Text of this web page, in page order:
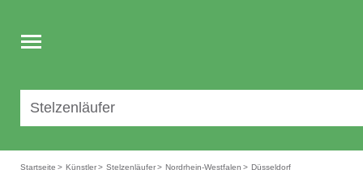
Toggle
navigation
Startseite > Künstler> Stelzenläufer> Nordrhein-Westfalen > Düsseldorf